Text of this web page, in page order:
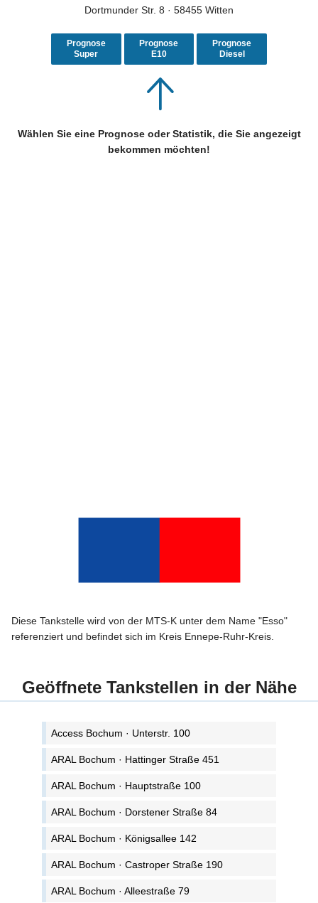
Dortmunder Str. 8 · 58455 Witten
Prognose
Super
Prognose
E10
Prognose
Diesel
Wählen Sie eine Prognose oder Statistik, die Sie angezeigt
bekommen möchten!
Diese Tankstelle wird von der MTS-K unter dem Name "Esso"
referenziert und befindet sich im Kreis Ennepe-Ruhr-Kreis.
Geöffnete Tankstellen in der Nähe
Access Bochum · Unterstr. 100
ARAL Bochum · Hattinger Straße 451
ARAL Bochum · Hauptstraße 100
ARAL Bochum · Dorstener Straße 84
ARAL Bochum · Königsallee 142
ARAL Bochum · Castroper Straße 190
ARAL Bochum · Alleestraße 79